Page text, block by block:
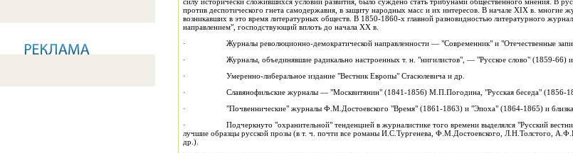
против деспотического гнета самодержавия, в защиту народных масс и их интересов. В начале XIX в. многие
возникавших в это время литературных обществ. В 1850-1860-х главной разновидностью литературного
направлением", господствующий вплоть до начала XX в.
· Журналы революционно-демократической направленности — "Современник" и "Отечественные
· Журналы, объединявшие радикально настроенных т. н. "нигилистов", — "Русское слово" (1859-66) и
· Умеренно-либеральное издание "Вестник Европы" Стасюлевича и др.
· Славянофильские журналы — "Москвитянин" (1841-1856) М.П.Погодина, "Русская беседа" (1856-
· "Почвеннические" журналы Ф.М.Достоевского "Время" (1861-1863) и "Эпоха" (1864-1865) и близкая
· Подчеркнуто "охранительной" тенденцией в журналистике того времени выделялся "Русский
лучшие образцы русской прозы (в т. ч. почти все романы И.С.Тургенева, Ф.М.Достоевского, Л.Н.Толстого,
др.).